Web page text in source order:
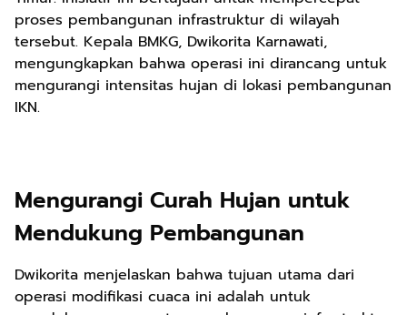
proses pembangunan infrastruktur di wilayah
tersebut. Kepala BMKG, Dwikorita Karnawati,
mengungkapkan bahwa operasi ini dirancang untuk
mengurangi intensitas hujan di lokasi pembangunan
IKN.
Mengurangi Curah Hujan untuk
Mendukung Pembangunan
Dwikorita menjelaskan bahwa tujuan utama dari
operasi modifikasi cuaca ini adalah untuk